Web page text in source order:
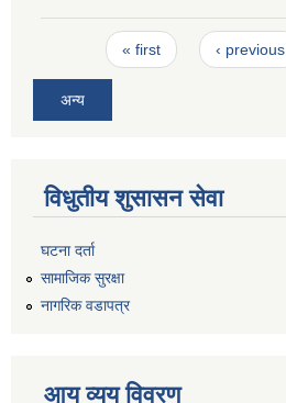
Pages« first ‹ previous
अन्य
विधुतीय शुसासन सेवा
घटना दर्ता
सामाजिक सुरक्षा
नागरिक वडापत्र
आय व्यय विवरण